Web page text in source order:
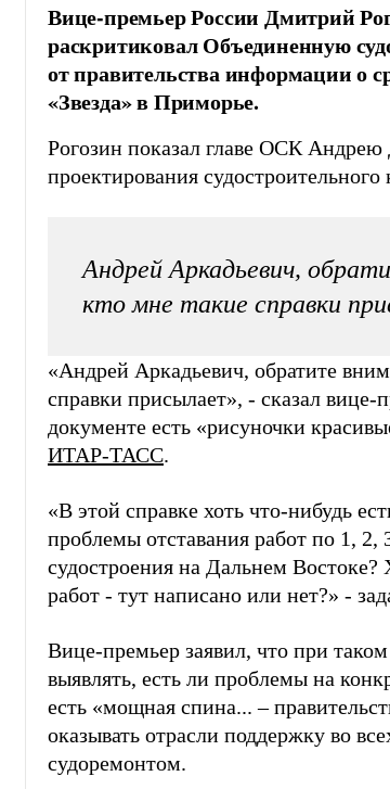
Вице-премьер России Дмитрий
раскритиковал Объединенную
от правительства информации о
«Звезда» в Приморье.
Рогозин показал главе ОСК Андрею
проектирования
Андрей Аркадьевич,
кто мне такие справки
«Андрей Аркадьевич, обратите
справки присылает», - сказал
документе есть «рисуночки
ИТАР-ТАСС.
«В этой справке хоть что-нибудь
проблемы отставания работ по 1, 2,
судостроения на Дальнем Востоке?
работ - тут написано или нет?» -
Вице-премьер заявил, что при
выявлять, есть ли проблемы на
есть «мощная спина... –
оказывать отрасли поддержку во
судоремонтом.